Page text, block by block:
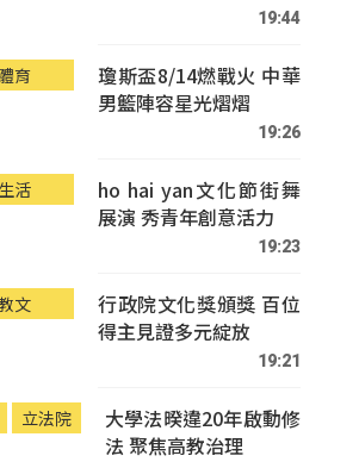
19:44
育
瓊斯盃8/14燃戰火 中華
男籃陣容星光熠熠
19:26
生活
ho hai yan文化節街舞
展演 秀青年創意活力
19:23
文
行政院文化獎頒獎 百位
得主見證多元綻放
19:21
立法院
大學法暌違20年啟動修
法 聚焦高教治理